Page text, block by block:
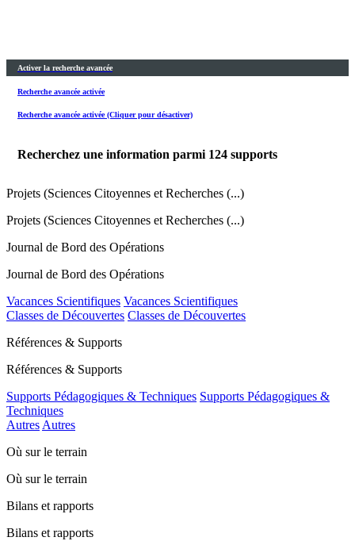
Activer la recherche avancée
Recherche avancée activée
Recherche avancée activée (Cliquer pour désactiver)
Recherchez une information parmi 124 supports
Projets (Sciences Citoyennes et Recherches (...)
Projets (Sciences Citoyennes et Recherches (...)
Journal de Bord des Opérations
Journal de Bord des Opérations
Vacances Scientifiques Vacances Scientifiques
Classes de Découvertes Classes de Découvertes
Références & Supports
Références & Supports
Supports Pédagogiques & Techniques Supports Pédagogiques &
Techniques
AutresAutres
Où sur le terrain
Où sur le terrain
Bilans et rapports
Bilans et rapports